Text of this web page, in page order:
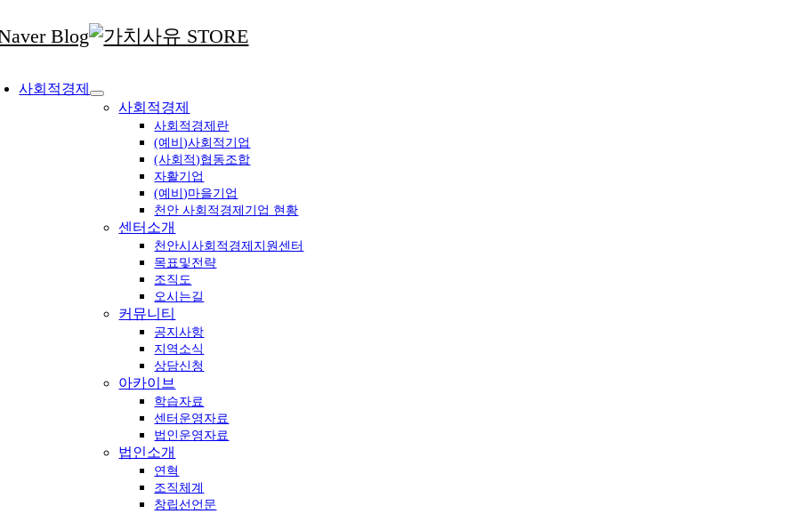
텐
건사회적경제
사회적경제
사회적경제란
(예비)사회적기업
(사회적)협동조합
자활기업
(예비)마을기업
천안 사회적경제기업 현황
센터소개
천안시사회적경제지원센터
목표및전략
조직도
오시는길
커뮤니티
공지사항
지역소식
상담신청
아카이브
학습자료
센터운영자료
법인운영자료
법인소개
연혁
조직체계
창립선언문